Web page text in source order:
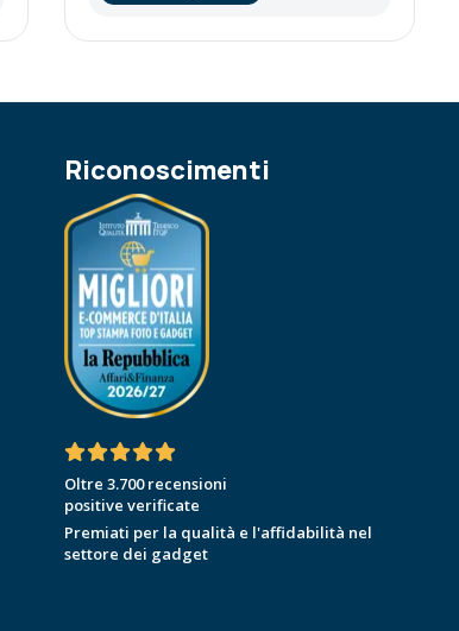
Riconoscimenti
Oltre 3.700 recensioni
positive verificate
Premiati per la qualità e l'affidabilità nel
settore dei gadget